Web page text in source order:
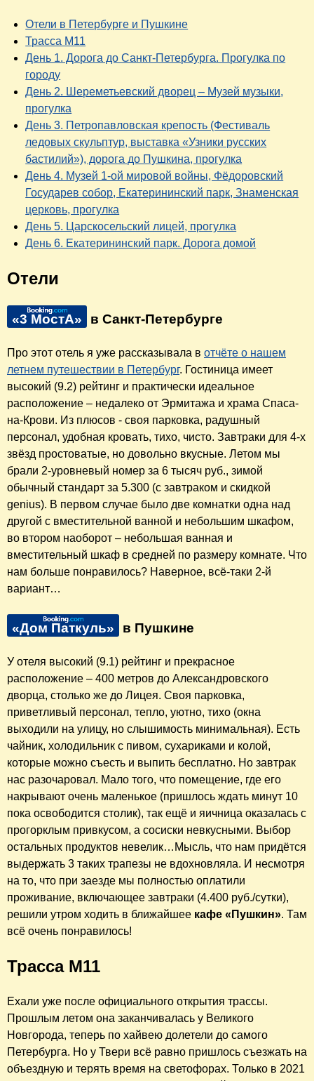
Отели в Петербурге и Пушкине
Трасса М11
День 1. Дорога до Санкт-Петербурга. Прогулка по
городу
День 2. Шереметьевский дворец – Музей музыки,
прогулка
День 3. Петропавловская крепость (Фестиваль
ледовых скульптур, выставка «Узники русских
бастилий»), дорога до Пушкина, прогулка
День 4. Музей 1-ой мировой войны, Фёдоровский
Государев собор, Екатерининский парк, Знаменская
церковь, прогулка
День 5. Царскосельский лицей, прогулка
День 6. Екатерининский парк. Дорога домой
Отели
«3 МостА» в Санкт-Петербурге
Про этот отель я уже рассказывала в отчёте о нашем
летнем путешествии в Петербург. Гостиница имеет
высокий (9.2) рейтинг и практически идеальное
расположение – недалеко от Эрмитажа и храма Спаса-
на-Крови. Из плюсов - своя парковка, радушный
персонал, удобная кровать, тихо, чисто. Завтраки для 4-х
звёзд простоватые, но довольно вкусные. Летом мы
брали 2-уровневый номер за 6 тысяч руб., зимой
обычный стандарт за 5.300 (с завтраком и скидкой
genius). В первом случае было две комнатки одна над
другой с вместительной ванной и небольшим шкафом,
во втором наоборот – небольшая ванная и
вместительный шкаф в средней по размеру комнате. Что
нам больше понравилось? Наверное, всё-таки 2-й
вариант…
«Дом Паткуль» в Пушкине
У отеля высокий (9.1) рейтинг и прекрасное
расположение – 400 метров до Александровского
дворца, столько же до Лицея. Своя парковка,
приветливый персонал, тепло, уютно, тихо (окна
выходили на улицу, но слышимость минимальная). Есть
чайник, холодильник с пивом, сухариками и колой,
которые можно съесть и выпить бесплатно. Но завтрак
нас разочаровал. Мало того, что помещение, где его
накрывают очень маленькое (пришлось ждать минут 10
пока освободится столик), так ещё и яичница оказалась с
прогорклым привкусом, а сосиски невкусными. Выбор
остальных продуктов невелик…Мысль, что нам придётся
выдержать 3 таких трапезы не вдохновляла. И несмотря
на то, что при заезде мы полностью оплатили
проживание, включающее завтраки (4.400 руб./сутки),
решили утром ходить в ближайшее кафе «Пушкин». Там
всё очень понравилось!
Трасса М11
Ехали уже после официального открытия трассы.
Прошлым летом она заканчивалась у Великого
Новгорода, теперь по хайвею долетели до самого
Петербурга. Но у Твери всё равно пришлось съезжать на
объездную и терять время на светофорах. Только в 2021